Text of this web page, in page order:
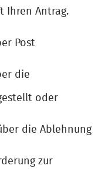
Ihren Antrag.
Post
die
oder
die Ablehnung
zur